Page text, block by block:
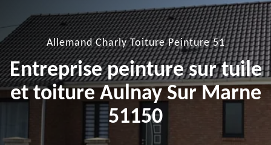
Allemand Charly Toiture Peinture 51
Entreprise peinture sur tuile
et toiture Aulnay Sur Marne
51150